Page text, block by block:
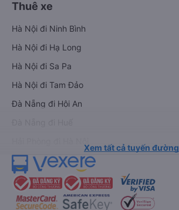
Thuê xe
Hà Nội đi Ninh Bình
Hà Nội đi Hạ Long
Hà Nội đi Sa Pa
Hà Nội đi Tam Đảo
Đà Nẵng đi Hội An
Xem tất cả tuyến đường